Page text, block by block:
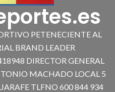
PETENECIENTE AL
BRAND LEADER
DIRECTOR GENERAL
MACHADO LOCAL 5
TLFNO 600 844 934